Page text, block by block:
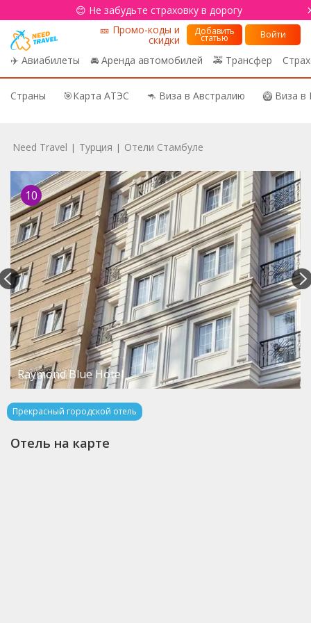
😊 Не забудьте страховку в дорогу
✈️ Авиабилеты 🚘 Аренда автомобилей 🚕 Трансфер
🎫 Промо-коды и
скидки
Добавить
статью Войти
Страны 🎯Карта АТЭС 🦘 Виза в Австралию 🥝 Виза
Need Travel | Турция | Отели Стамбуле
10
Raymond Blue Hotel
Прекрасный городской отель
Отель на карте